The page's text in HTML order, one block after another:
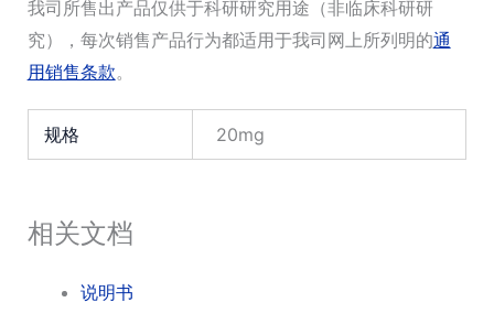
我司所售出产品仅供于科研研究用途（非临床科研研
究），每次销售产品行为都适用于我司网上所列明的通
用销售条款。
规格 20mg
相关文档
说明书